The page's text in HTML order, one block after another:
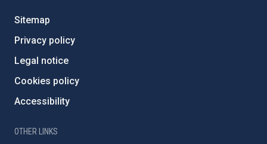
Sitemap
Privacy policy
Legal notice
Cookies policy
Accessibility
OTHER LINKS